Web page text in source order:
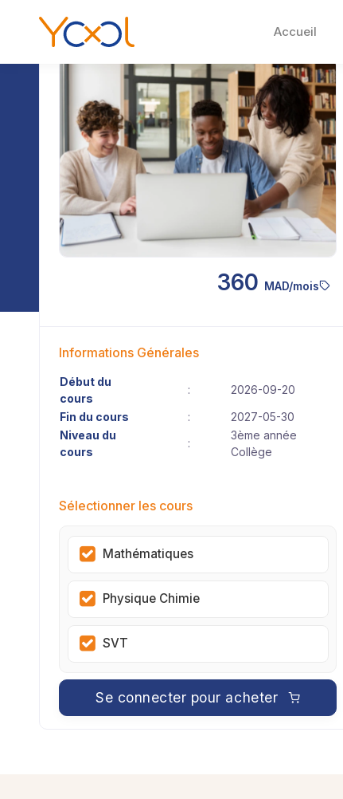
Accueil
360 MAD/mois
Informations Générales
Début du
cours
:
2026-09-20
Fin du cours
:
2027-05-30
Niveau du
cours
:
3ème année
Collège
Sélectionner les cours
Mathématiques
Physique Chimie
SVT
Se connecter pour acheter